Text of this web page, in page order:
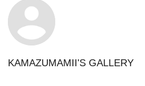
KAMAZUMAMII'S GALLERY